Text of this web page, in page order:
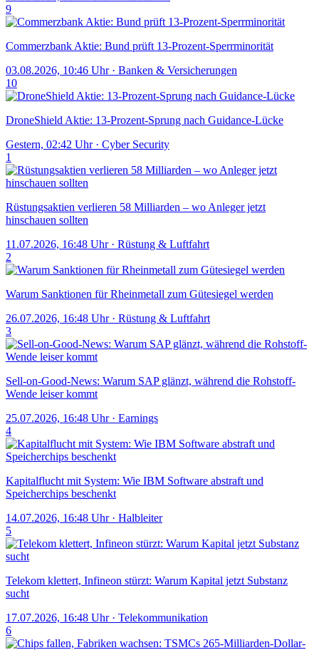
9
Commerzbank Aktie: Bund prüft 13-Prozent-Sperrminorität
03.08.2026, 10:46 Uhr · Banken & Versicherungen
10
DroneShield Aktie: 13-Prozent-Sprung nach Guidance-Lücke
Gestern, 02:42 Uhr · Cyber Security
1
Rüstungsaktien verlieren 58 Milliarden – wo Anleger jetzt
hinschauen sollten
11.07.2026, 16:48 Uhr · Rüstung & Luftfahrt
2
Warum Sanktionen für Rheinmetall zum Gütesiegel werden
26.07.2026, 16:48 Uhr · Rüstung & Luftfahrt
3
Sell-on-Good-News: Warum SAP glänzt, während die Rohstoff-
Wende leiser kommt
25.07.2026, 16:48 Uhr · Earnings
4
Kapitalflucht mit System: Wie IBM Software abstraft und
Speicherchips beschenkt
14.07.2026, 16:48 Uhr · Halbleiter
5
Telekom klettert, Infineon stürzt: Warum Kapital jetzt Substanz
sucht
17.07.2026, 16:48 Uhr · Telekommunikation
6